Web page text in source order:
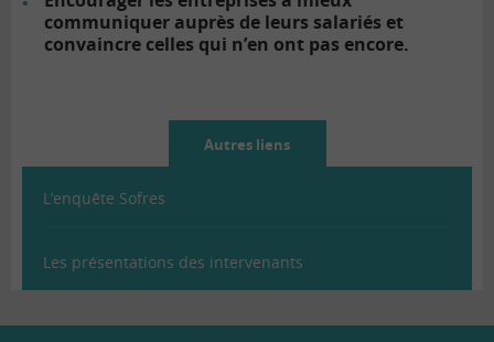
communiquer auprès de leurs salariés et
convaincre celles qui n’en ont pas encore.
Autres liens
L’enquête Sofres
Les présentations des intervenants